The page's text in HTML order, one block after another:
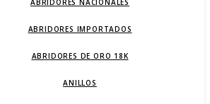
ABRIDORES NACIONALES
ABRIDORES IMPORTADOS
ABRIDORES DE ORO 18K
ANILLOS